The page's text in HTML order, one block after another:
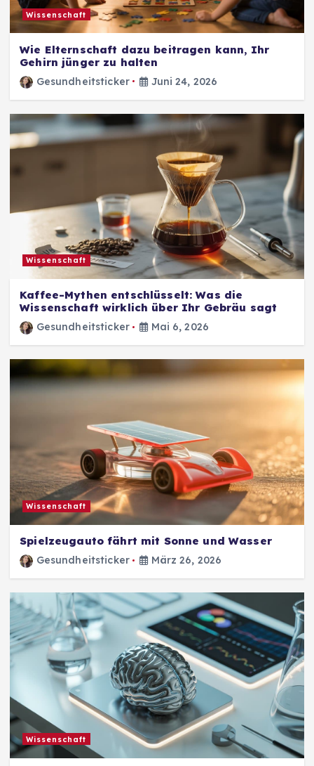
Wissenschaft
Wie Elternschaft dazu beitragen kann, Ihr
Gehirn jünger zu halten
Gesundheitsticker Juni 24, 2026
Wissenschaft
Kaffee-Mythen entschlüsselt: Was die
Wissenschaft wirklich über Ihr Gebräu sagt
Gesundheitsticker Mai 6, 2026
Wissenschaft
Spielzeugauto fährt mit Sonne und Wasser
Gesundheitsticker März 26, 2026
Wissenschaft